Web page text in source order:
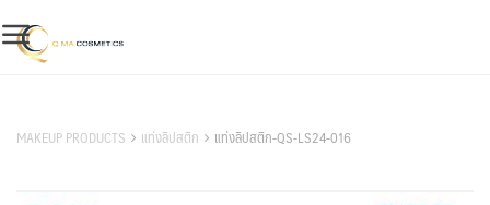
to
content
MAKEUP PRODUCTS แท่งลิปสติก แท่งลิปสติก-QS-LS24-016